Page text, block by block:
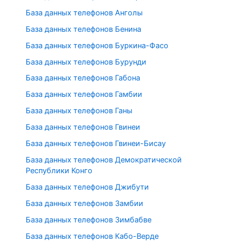
База данных телефонов Анголы
База данных телефонов Бенина
База данных телефонов Буркина-Фасо
База данных телефонов Бурунди
База данных телефонов Габона
База данных телефонов Гамбии
База данных телефонов Ганы
База данных телефонов Гвинеи
База данных телефонов Гвинеи-Бисау
База данных телефонов Демократической
Республики Конго
База данных телефонов Джибути
База данных телефонов Замбии
База данных телефонов Зимбабве
База данных телефонов Кабо-Верде